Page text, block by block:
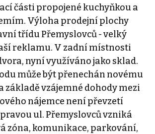
části propojené kuchyňkou a
Výloha prodejní plochy
třídu Přemyslovců - velký
reklamu. V zadní místnosti
nyní využíváno jako sklad.
může být přenechán novému
základě vzájemné dohody mezi
nájemce není převzetí
ul. Přemyslovců vzniká
zóna, komunikace, parkování,